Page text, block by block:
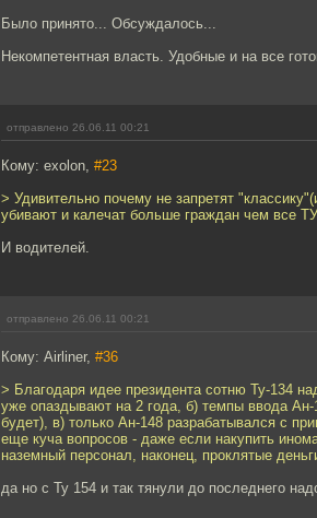
Было принято... Обсуждалось...
Некомпетентная власть. Удобные и на все
отправлено 26.06.11 00:21
Кому: exolon, #23
> Удивительно почему не запретят
убивают и калечат больше граждан чем все
И водителей.
отправлено 26.06.11 00:21
Кому: Airliner, #36
> Благодаря идее президента сотню Ту-134
уже опаздывают на 2 года, б) темпы ввода
будет), в) только Ан-148 разрабатывался с
еще куча вопросов - даже если накупить
наземный персонал, наконец, проклятые
да но с Ту 154 и так тянули до последнего